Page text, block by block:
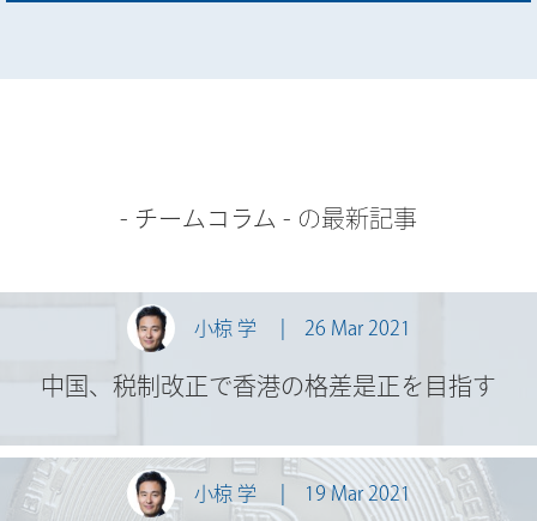
- チームコラム - の最新記事
小椋 学 26 Mar 2021
中国、税制改正で香港の格差是正を目指す
小椋 学 19 Mar 2021